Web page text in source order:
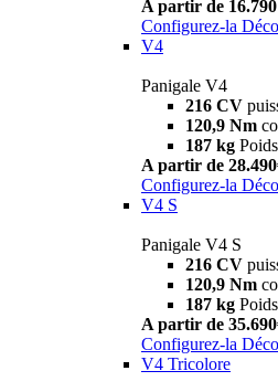
A partir de
Configurez-la
V4
Panigale V4
216 CV
120,9 Nm
187 kg
A partir de
Configurez-la
V4 S
Panigale V4 S
216 CV
120,9 Nm
187 kg
A partir de
Configurez-la
V4 Tricolore